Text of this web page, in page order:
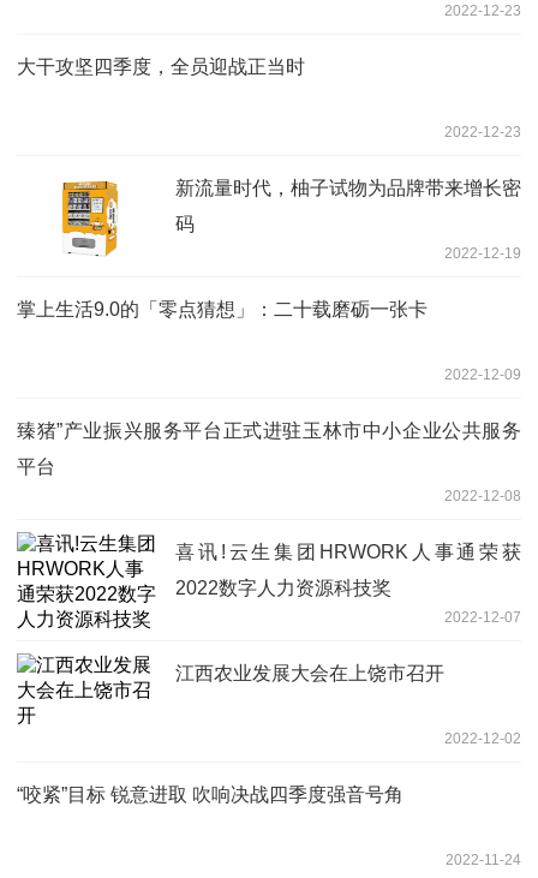
2022-12-23
大干攻坚四季度，全员迎战正当时
2022-12-23
新流量时代，柚子试物为品牌带来增长密
码
2022-12-19
掌上生活9.0的「零点猜想」：二十载磨砺一张卡
2022-12-09
臻猪”产业振兴服务平台正式进驻玉林市中小企业公共服务
平台
2022-12-08
喜讯!云生集团HRWORK人事通荣获
2022数字人力资源科技奖
2022-12-07
江西农业发展大会在上饶市召开
2022-12-02
“咬紧”目标 锐意进取 吹响决战四季度强音号角
2022-11-24